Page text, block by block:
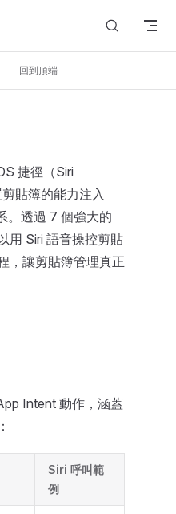
回到頂端
捷徑（Siri
貼簿的能力注入
。透過 7 個強大的
用 Siri 語音操控剪貼
，讓剪貼簿管理真正
Intent 動作，涵蓋
Siri 呼叫範
例